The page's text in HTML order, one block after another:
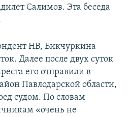
Салимов. Эта беседа
НВ, Бикчуркина
Далее после двух суток
его отправили в
Павлодарской области,
судом. По словам
«очень не